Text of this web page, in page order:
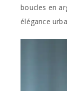
boucles en
élégance